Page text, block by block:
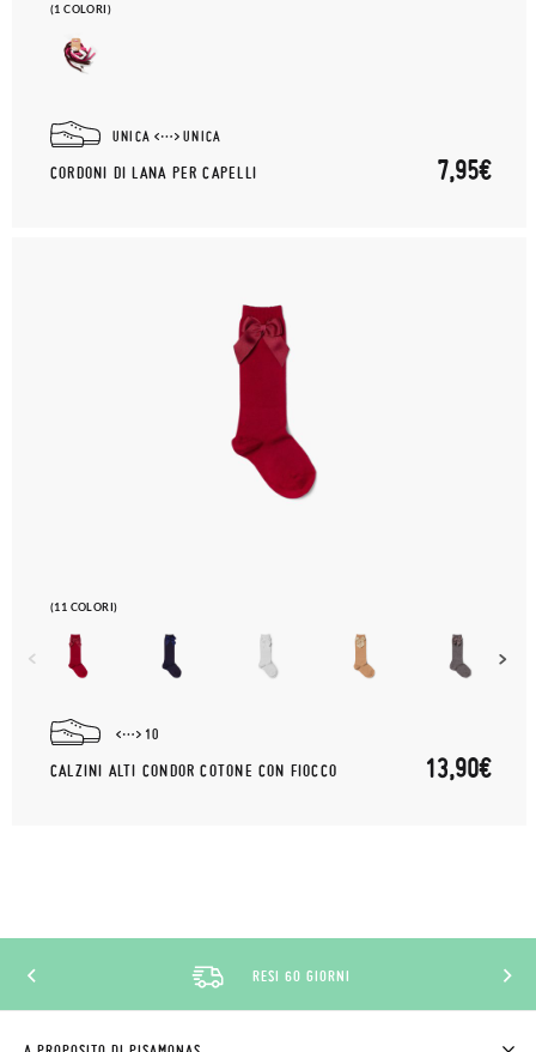
(1 COLORI)
UNICA UNICA
CORDONI DI LANA PER CAPELLI 7,95€
(11 COLORI)
10
CALZINI ALTI CONDOR COTONE CON FIOCCO 13,90€
SCONTO CLUB PISAMONAS